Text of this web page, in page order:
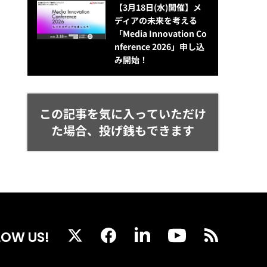
【3月18日(水)開催】メ
ディアの未来を考える
「Media Innovation Co
nference 2026」申し込
み開始！
この記事を気に入っていただけ
た場合、投げ銭もできます
US!